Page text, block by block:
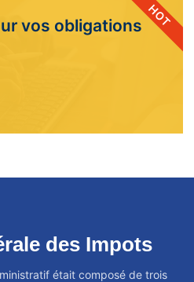
vos obligations HOT
des Impots
était composé de trois